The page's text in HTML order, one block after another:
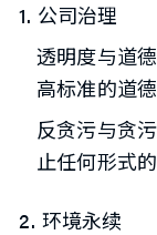
公司治理
透明度与道
高标准的道
反贪污与贪
止任何形式
环境永续